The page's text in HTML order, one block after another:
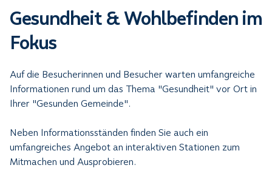
Gesundheit & Wohlbefinden im
Fokus
Auf die Besucherinnen und Besucher warten umfangreiche
Informationen rund um das Thema "Gesundheit" vor Ort in
Ihrer "Gesunden Gemeinde".
Neben Informationsständen finden Sie auch ein
umfangreiches Angebot an interaktiven Stationen zum
Mitmachen und Ausprobieren.